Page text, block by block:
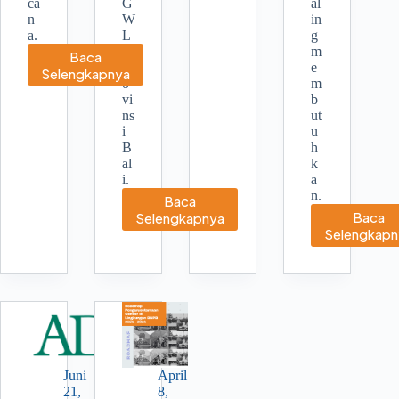
ca
n
a.
Baca
Selengkapnya
Ringkasan
Persoalan
G
W
L
o
vi
ns
i
B
al
i.
Baca
Selengkapnya
Gaya
Dewata
al
in
g
m
e
m
b
ut
u
h
k
a
n.
Baca
Juni
21,
April
8,